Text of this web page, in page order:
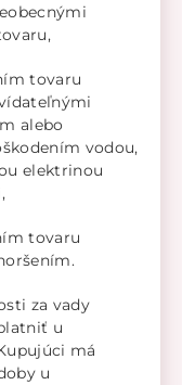
tovaru
alebo
vodou,
elektrinou
tovaru
za vady
u
má
u